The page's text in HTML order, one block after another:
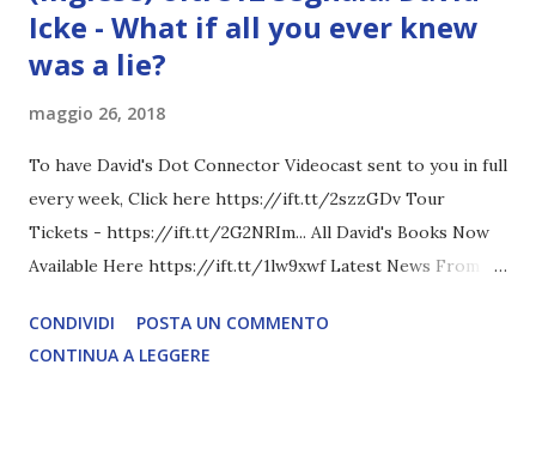
Icke - What if all you ever knew
was a lie?
maggio 26, 2018
To have David's Dot Connector Videocast sent to you in full
every week, Click here https://ift.tt/2szzGDv Tour
Tickets - https://ift.tt/2G2NRIm... All David's Books Now
Available Here https://ift.tt/1lw9xwf Latest News From
COMPLETO - fonte
CONDIVIDI
POSTA UN COMMENTO
CONTINUA A LEGGERE